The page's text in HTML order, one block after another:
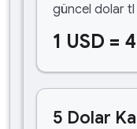
güncel dolar tl
1 USD =
5 Dolar